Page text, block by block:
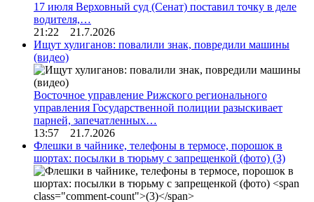
17 июля Верховный суд (Сенат) поставил точку в деле
водителя,…
21:22 21.7.2026
Ищут хулиганов: повалили знак, повредили машины
(видео)
Восточное управление Рижского регионального
управления Государственной полиции разыскивает
парней, запечатленных…
13:57 21.7.2026
Флешки в чайнике, телефоны в термосе, порошок в
шортах: посылки в тюрьму с запрещенкой (фото) (3)